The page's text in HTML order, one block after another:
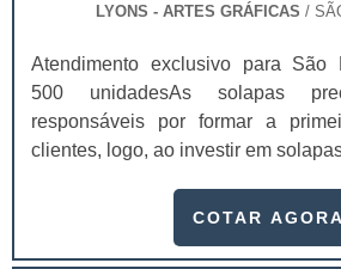
LYONS - ARTES GRÁFICAS /
Atendimento exclusivo para São
500 unidadesAs solapas
responsáveis por formar a
clientes, logo, ao investir em
inclusive, as possibilidades de
material. Com as solapas,
COTAR AGORA